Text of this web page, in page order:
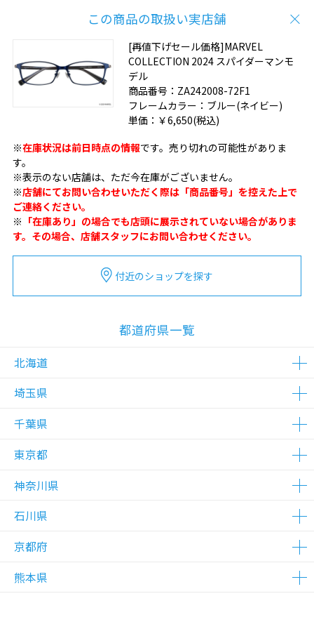
この商品の取扱い実店舗
[再値下げセール価格]MARVEL
COLLECTION 2024 スパイダーマンモ
デル
商品番号： ZA242008-72F1
フレームカラー： ブルー(ネイビー)
単価： ￥6,650(税込)
※在庫状況は前日時点の情報です。売り切れの可能性がありま
す。
※表示のない店舗は、ただ今在庫がございません。
※店舗にてお問い合わせいただく際は「商品番号」を控えた上で
ご連絡ください。
※ 「在庫あり」の場合でも店頭に展示されていない場合がありま
す。その場合、店舗スタッフにお問い合わせください。
付近のショップを探す
都道府県一覧
北海道
△在庫わずか
埼玉県
△在庫わずか
千葉県
△在庫わずか
東京都
△在庫わずか
△在庫わずか
△在庫わずか
△在庫わずか
神奈川県
△在庫わずか
石川県
△在庫わずか
京都府
熊本県